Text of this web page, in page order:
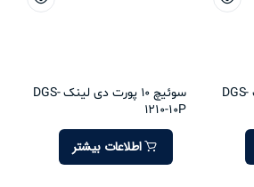
سوئیچ 8 پورت دی لینک DGS-
سوئیچ 10 پورت دی لینک DGS-
1210-10P
اطلاعات بیشتر